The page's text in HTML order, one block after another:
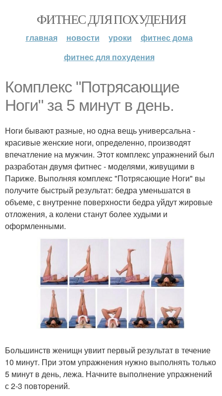
ФИТНЕС ДЛЯ ПОХУДЕНИЯ
главная новости уроки
фитнес дома
фитнес для похудения
Комплекс "Потрясающие
Ноги" за 5 минут в день.
Ноги бывают разные, но одна вещь универсальна -
красивые женские ноги, определенно, производят
впечатление на мужчин. Этот комплекс упражнений был
разработан двумя фитнес - моделями, живущими в
Париже. Выполняя комплекс "Потрясающие Ноги" вы
получите быстрый результат: бедра уменьшатся в
объеме, с внутренне поверхности бедра уйдут жировые
отложения, а колени станут более худыми и
оформленными.
Большинств женищн увиит первый результат в течение
10 минут. При этом упражнения нужно выполнять только
5 минут в день, лежа. Начните выполнение упражнений
с 2-3 повторений.